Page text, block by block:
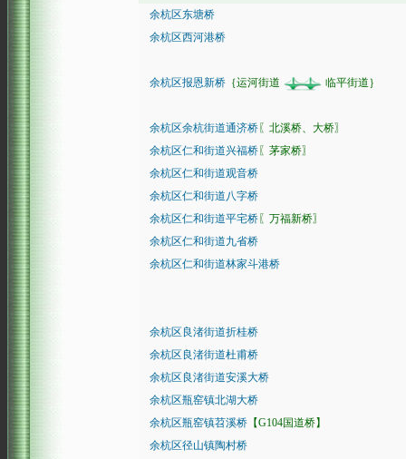
余杭区东塘桥
余杭区西河港桥
余杭区报恩新桥 ｛运河街道 临平街道｝
余杭区余杭街道通济桥 〖北溪桥、大桥〗
余杭区仁和街道兴福桥 〖茅家桥〗
余杭区仁和街道观音桥
余杭区仁和街道八字桥
余杭区仁和街道平宅桥 〖万福新桥〗
余杭区仁和街道九省桥
余杭区仁和街道林家斗港桥
余杭区良渚街道折桂桥
余杭区良渚街道杜甫桥
余杭区良渚街道安溪大桥
余杭区瓶窑镇北湖大桥
余杭区瓶窑镇苕溪桥 【G104国道桥】
余杭区径山镇陶村桥